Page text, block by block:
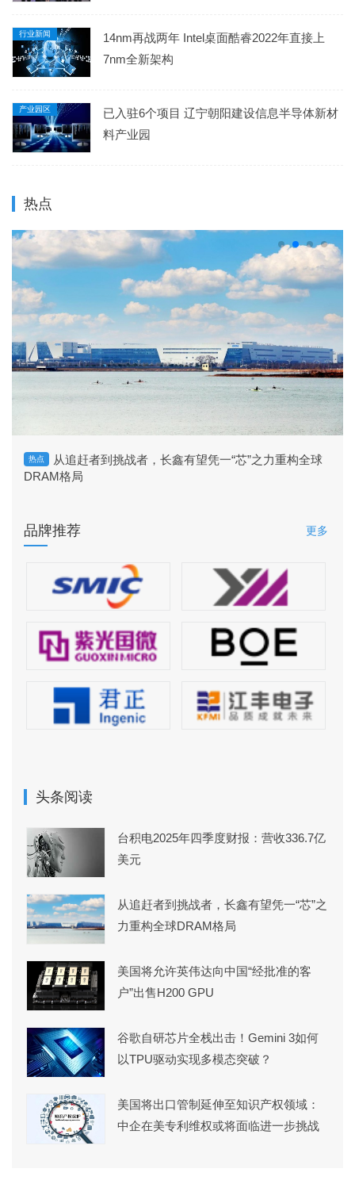
行业新闻
14nm再战两年 Intel桌面酷睿2022年直接上
7nm全新架构
产业园区
已入驻6个项目 辽宁朝阳建设信息半导体新材
料产业园
热点
热点
从追赶者到挑战者，长鑫有望凭一“芯”之力重构全球
DRAM格局
品牌推荐 更多
头条阅读
台积电2025年四季度财报：营收336.7亿
美元
从追赶者到挑战者，长鑫有望凭一“芯”之
力重构全球DRAM格局
美国将允许英伟达向中国“经批准的客
户”出售H200 GPU
谷歌自研芯片全栈出击！Gemini 3如何
以TPU驱动实现多模态突破？
美国将出口管制延伸至知识产权领域：
中企在美专利维权或将面临进一步挑战